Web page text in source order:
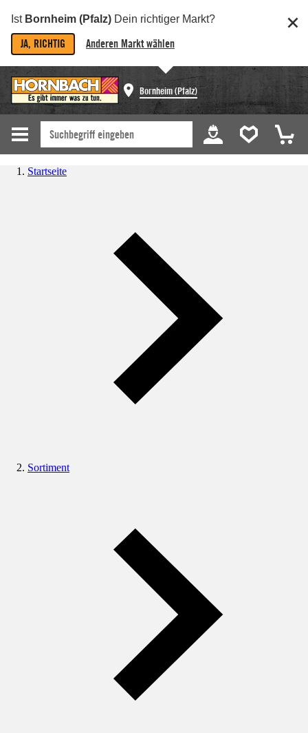
Ist Bornheim (Pfalz) Dein richtiger Markt?
JA, RICHTIG Anderen Markt wählen
Bornheim (Pfalz)
Startseite
Sortiment